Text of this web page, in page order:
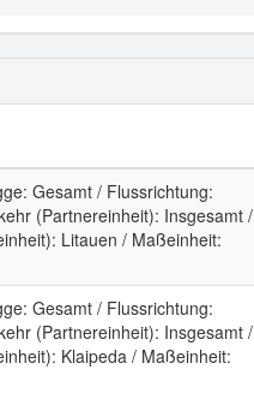
Gesamt / Flussrichtung:
(Partnereinheit): Insgesamt /
Litauen / Maßeinheit:
Gesamt / Flussrichtung:
(Partnereinheit): Insgesamt /
Klaipeda / Maßeinheit: